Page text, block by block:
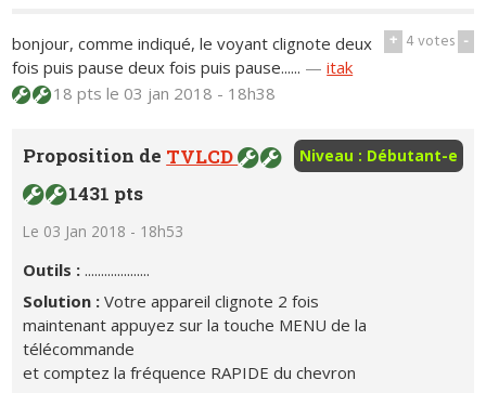
+ 4votes -
bonjour, comme indiqué, le voyant clignote deux
fois puis pause deux fois puis pause...... —itak
18 ptsle 03 jan 2018 - 18h38
Niveau : Débutant-e
Proposition de TVLCD
1431 pts
Le 03 Jan 2018 - 18h53
Outils : ....................
Solution :Votre appareil clignote 2 fois
maintenant appuyez sur la touche MENU de la
télécommande
et comptez la fréquence RAPIDE du chevron